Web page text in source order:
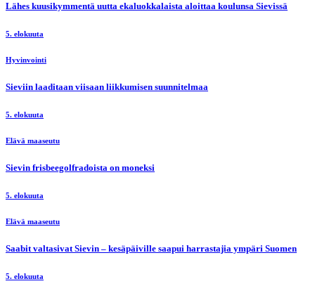
Lähes kuusikymmentä uutta ekaluokkalaista aloittaa koulunsa Sievissä
5. elokuuta
Hyvinvointi
Sieviin laaditaan viisaan liikkumisen suunnitelmaa
5. elokuuta
Elävä maaseutu
Sievin frisbeegolfradoista on moneksi
5. elokuuta
Elävä maaseutu
Saabit valtasivat Sievin – kesäpäiville saapui harrastajia ympäri Suomen
5. elokuuta